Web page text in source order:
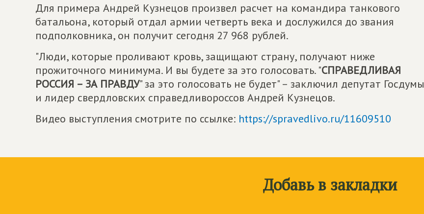
Для примера Андрей Кузнецов произвел расчет на командира танкового
батальона, который отдал армии четверть века и дослужился до звания
подполковника, он получит сегодня 27 968 рублей.
"Люди, которые проливают кровь, защищают страну, получают ниже
прожиточного минимума. И вы будете за это голосовать. "СПРАВЕДЛИВАЯ
РОССИЯ – ЗА ПРАВДУ" за это голосовать не будет" – заключил депутат Госдумы
и лидер свердловских справедливороссов Андрей Кузнецов.
Видео выступления смотрите по ссылке: https://spravedlivo.ru/11609510
Добавь в закладки